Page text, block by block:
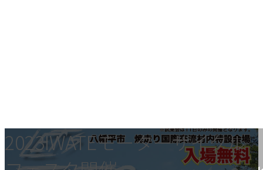
ン
ビ
2023IWATEモーターサイクル